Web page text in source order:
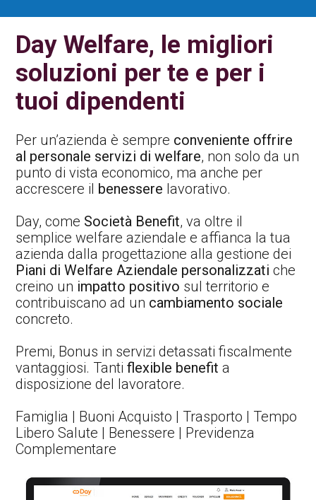
Day Welfare, le migliori
soluzioni per te e per i
tuoi dipendenti
Per un’azienda è sempre conveniente offrire
al personale servizi di welfare, non solo da un
punto di vista economico, ma anche per
accrescere il benessere lavorativo.
Day, come Società Benefit, va oltre il
semplice welfare aziendale e affianca la tua
azienda dalla progettazione alla gestione dei
Piani di Welfare Aziendale personalizzati che
creino un impatto positivo sul territorio e
contribuiscano ad un cambiamento sociale
concreto.
Premi, Bonus in servizi detassati fiscalmente
vantaggiosi. Tantiflexible benefit a
disposizione del lavoratore.
Famiglia | Buoni Acquisto | Trasporto | Tempo
Libero Salute | Benessere | Previdenza
Complementare